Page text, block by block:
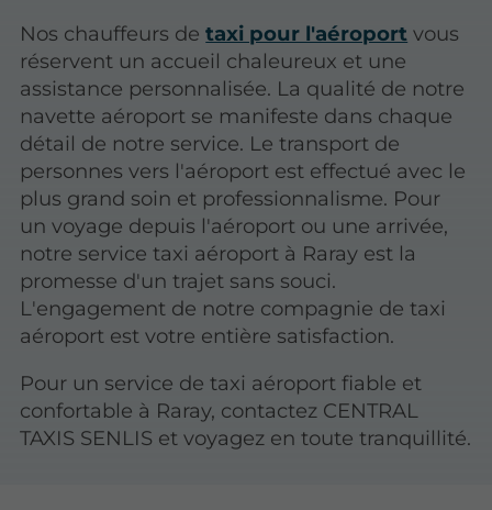
Nos chauffeurs detaxi pour l'aéroport vous
réservent un accueil chaleureux et une
assistance personnalisée. La qualité de notre
navette aéroport se manifeste dans chaque
détail de notre service. Le transport de
personnes vers l'aéroport est effectué avec le
plus grand soin et professionnalisme. Pour
un voyage depuis l'aéroport ou une arrivée,
notre service taxi aéroport à Raray est la
promesse d'un trajet sans souci.
L'engagement de notre compagnie de taxi
aéroport est votre entière satisfaction.
Pour un service de taxi aéroport fiable et
confortable à Raray, contactez CENTRAL
TAXIS SENLIS et voyagez en toute tranquillité.